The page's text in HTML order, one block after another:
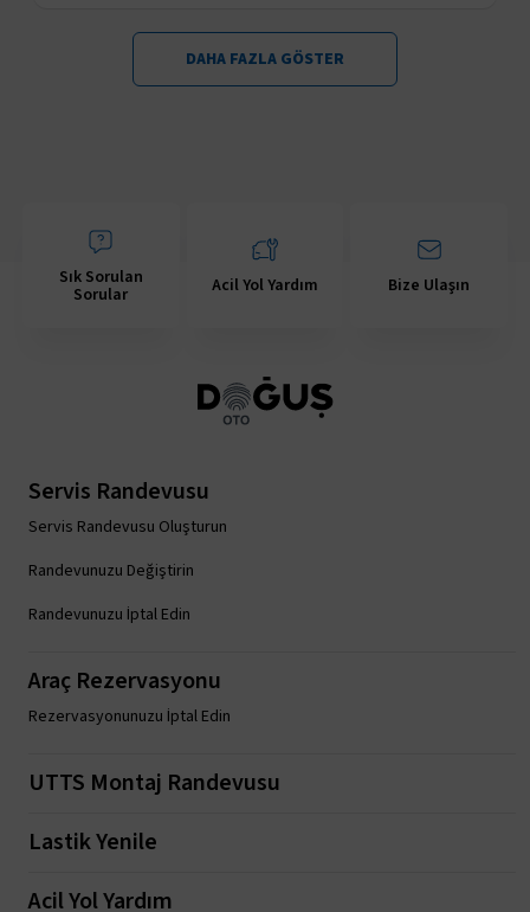
DAHA FAZLA GÖSTER
Sık Sorulan
Sorular Acil Yol Yardım Bize Ulaşın
Servis Randevusu
Servis Randevusu Oluşturun
Randevunuzu Değiştirin
Randevunuzu İptal Edin
Araç Rezervasyonu
Rezervasyonunuzu İptal Edin
UTTS Montaj Randevusu
Lastik Yenile
Acil Yol Yardım